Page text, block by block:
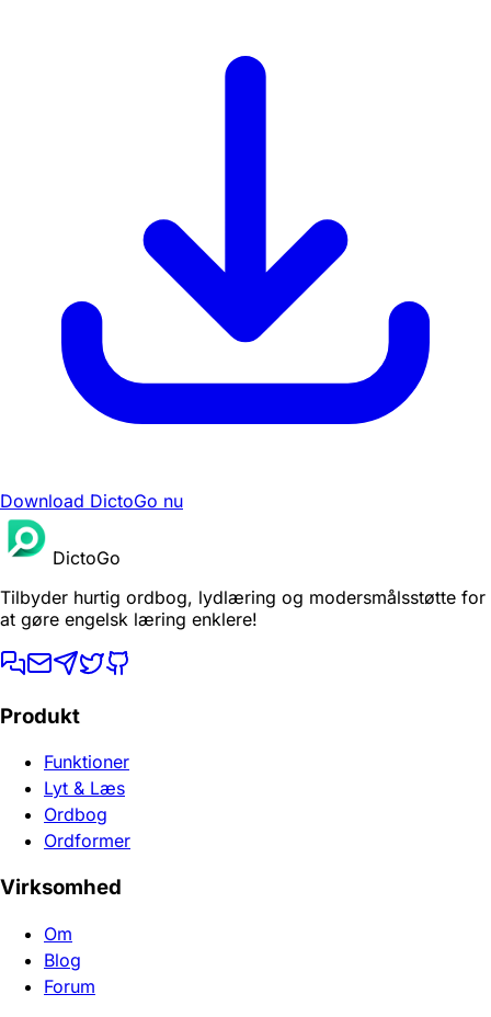
Download DictoGo nu
DictoGo
Tilbyder hurtig ordbog, lydlæring og modersmålsstøtte for
at gøre engelsk læring enklere!
Produkt
Funktioner
Lyt & Læs
Ordbog
Ordformer
Virksomhed
Om
Blog
Forum